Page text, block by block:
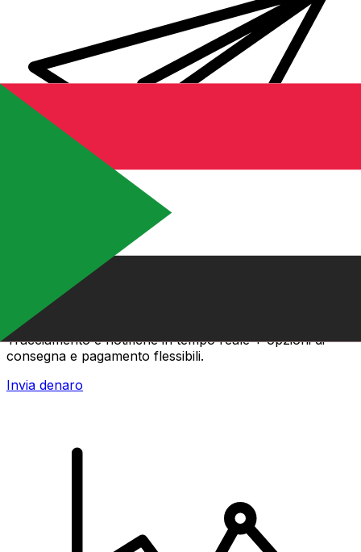
Trasferimenti di denaro internazionali Xe
Invia denaro online in modo facile, veloce e sicuro.
Tracciamento e notifiche in tempo reale + opzioni di
consegna e pagamento flessibili.
Invia denaro